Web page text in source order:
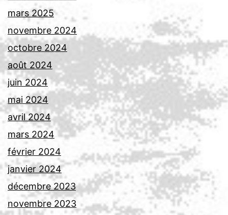
mars 2025
novembre 2024
octobre 2024
août 2024
juin 2024
mai 2024
avril 2024
mars 2024
février 2024
janvier 2024
décembre 2023
novembre 2023